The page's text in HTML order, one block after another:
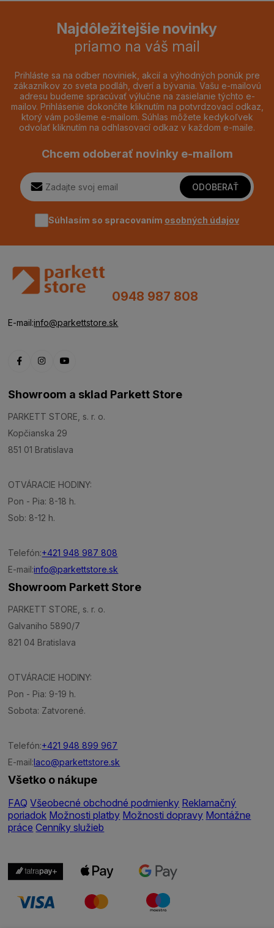
Najdôležitejšie novinky
priamo na váš mail
Prihláste sa na odber noviniek, akcií a výhodných ponúk pre
zákazníkov zo sveta podláh, dverí a bývania. Vašu e-mailovú
adresu budeme spracúvať výlučne na zasielanie týchto e-
mailov. Prihlásenie dokončíte kliknutím na potvrdzovací odkaz,
ktorý vám pošleme e-mailom. Súhlas môžete kedykoľvek
odvolať kliknutím na odhlasovací odkaz v každom e-maile.
Chcem odoberať novinky e-mailom
ODOBERAŤ
Súhlasím so spracovaním osobných údajov
0948 987 808
E-mail:info@parkettstore.sk
Showroom a sklad Parkett Store
PARKETT STORE, s. r. o.
Kopčianska 29
851 01 Bratislava
OTVÁRACIE HODINY:
Pon - Pia: 8-18 h.
Sob: 8-12 h.
Telefón:+421 948 987 808
E-mail:info@parkettstore.sk
Showroom Parkett Store
PARKETT STORE, s. r. o.
Galvaniho 5890/7
821 04 Bratislava
OTVÁRACIE HODINY:
Pon - Pia: 9-19 h.
Sobota: Zatvorené.
Telefón:+421 948 899 967
E-mail:laco@parkettstore.sk
Všetko o nákupe
FAQ Všeobecné obchodné podmienky Reklamačný
poriadok Možnosti platby Možnosti dopravy Montážne
práce Cenníky služieb